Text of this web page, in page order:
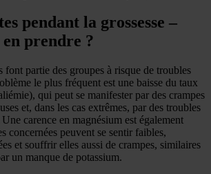
pendant la grossesse –
prendre ?
font partie des groupes à risque de troubles
le plus fréquent est une baisse du taux
qui peut se manifester par des crampes
et, dans les cas extrêmes, par des troubles
carence en magnésium est également
concernées peuvent se sentir faibles,
et souffrir elles aussi de crampes, similaires
un manque de potassium.